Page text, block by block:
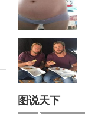
图说天下